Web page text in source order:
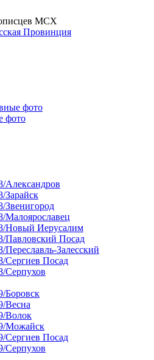
МСХ
фото
фото
Александров
Зарайск
Звенигород
Малоярославец
Новый Иерусалим
Павловский Посад
Переславль-Залесский
Сергиев Посад
Серпухов
Боровск
Весна
Волок
Можайск
Сергиев Посад
Серпухов